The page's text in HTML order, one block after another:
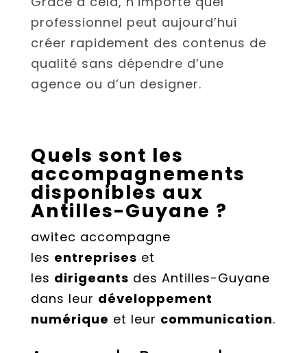
professionnel peut aujourd’hui
créer rapidement des contenus de
qualité sans dépendre d’une
agence ou d’un designer.
Quels sont les
accompagnements
disponibles aux
Antilles-Guyane ?
awitec accompagne
les entreprises et
les dirigeants des Antilles-Guyane
dans leur développement
numérique et leur communication.